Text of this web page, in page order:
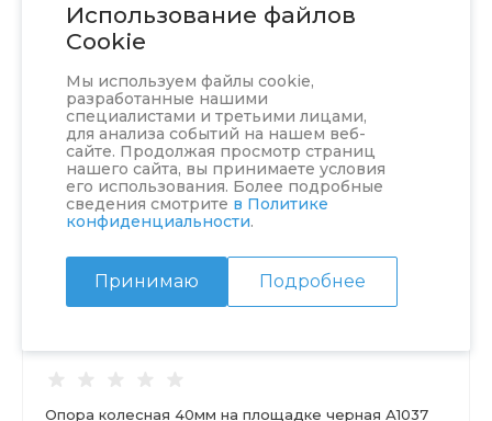
Использование файлов
Cookie
Мы используем файлы cookie,
разработанные нашими
специалистами и третьими лицами,
для анализа событий на нашем веб-
сайте. Продолжая просмотр страниц
нашего сайта, вы принимаете условия
его использования. Более подробные
сведения смотрите в Политике
конфиденциальности.
Принимаю Подробнее
Опора колесная 40мм на площадке черная А1037